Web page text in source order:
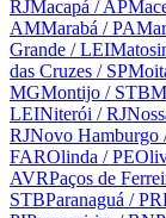
RJMacapá / AP
AMMarabá / PA
Grande / LEI
das Cruzes / SP
MGMontijo / STB
LEINiterói / RJ
RJNovo Hamburgo
FAROlinda / PE
AVRPaços de
STBParanaguá / PR